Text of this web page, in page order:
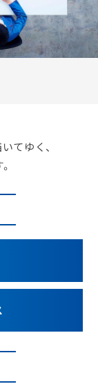
てゆく、